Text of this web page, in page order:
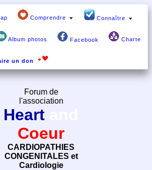
Comprendre Connaître
Album photos Facebook Charte
un don
Forum de
l'association
Heart
Coeur
CARDIOPATHIES
CONGENITALES et
Cardiologie